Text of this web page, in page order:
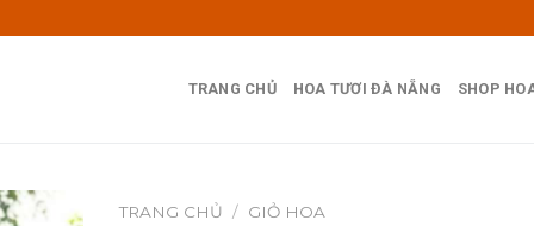
TRANG CHỦ HOA TƯƠI ĐÀ NẴNG SHOP
TRANG CHỦ / GIỎ HOA